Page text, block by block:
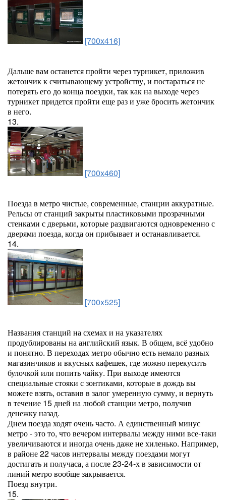
[700x416]
Дальше вам останется пройти через турникет, приложив
жетончик к считывающему устройству, и постараться не
потерять его до конца поездки, так как на выходе через
турникет придется пройти еще раз и уже бросить жетончик
в него.
13.
[700x460]
Поезда в метро чистые, современные, станции аккуратные.
Рельсы от станций закрыты пластиковыми прозрачными
стенками с дверьми, которые раздвигаются одновременно с
дверями поезда, когда он прибывает и останавливается.
14.
[700x525]
Названия станций на схемах и на указателях
продублированы на английский язык. В общем, всё удобно
и понятно. В переходах метро обычно есть немало разных
магазинчиков и вкусных кафешек, где можно перекусить
булочкой или попить чайку. При выходе имеются
специальные стояки с зонтиками, которые в дождь вы
можете взять, оставив в залог умеренную сумму, и вернуть
в течение 15 дней на любой станции метро, получив
денежку назад.
Днем поезда ходят очень часто. А единственный минус
метро - это то, что вечером интервалы между ними все-таки
увеличиваются и иногда очень даже не хиленько. Например,
в районе 22 часов интервалы между поездами могут
достигать и получаса, а после 23-24-х в зависимости от
линий метро вообще закрывается.
Поезд внутри.
15.